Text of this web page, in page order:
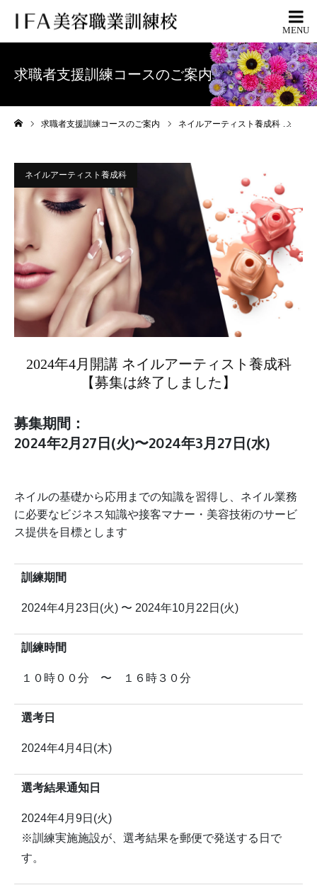
求職者支援訓練コースのご案内
求職者支援訓練コースのご案内 ネイルアーティスト養成科
ネイルアーティスト養成科
2024年4月開講 ネイルアーティスト養成科
【募集は終了しました】
募集期間：
2024年2月27日(火)〜2024年3月27日(水)
ネイルの基礎から応用までの知識を習得し、ネイル業務
に必要なビジネス知識や接客マナー・美容技術のサービ
ス提供を目標とします
訓練期間
2024年4月23日(火) 〜 2024年10月22日(火)
訓練時間
１０時００分 〜 １６時３０分
選考日
2024年4月4日(木)
選考結果通知日
2024年4月9日(火)
※訓練実施施設が、選考結果を郵便で発送する日で
す。